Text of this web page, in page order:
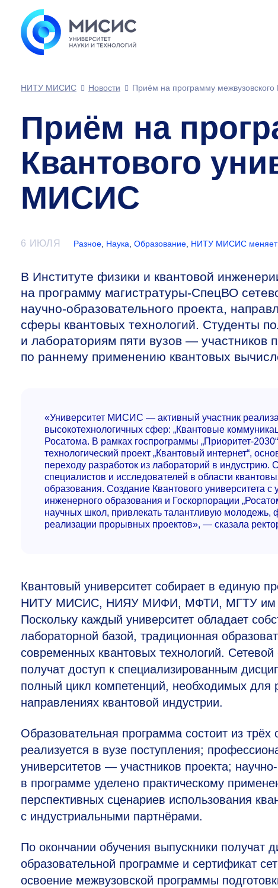
НИТУ МИСИС
Новости Приём на программу
Приём на
Квантового
МИСИС
6 ИЮЛЯ Разное, Наука Образование, НИТУ МИСИС
В Институте физики и квантовой
на программу магистратуры-СпецВО
научно-образовательного проекта,
сферы квантовых технологий. Студенты
и лабораториям пяти вузов — участников
по раннему применению квантовых
«Университет МИСИС — активный участник
высокотехнологичных сфер: „Квантовые
Росатома. В рамках госпрограммы „Приоритет-
технологический проект „Квантовый интернет“,
переходу разработок из лабораторий в
специалистов и исследователей в области
образования. Создание Квантового университета с
инженерного образования и Госкорпорации
научных школ, привлекать талантливую молодежь,
реализации прорывных проектов», — сказала
Квантовый университет собирает в единую
НИТУ МИСИС, НИЯУ МИФИ, МФТИ, МГТУ им
Поскольку каждый университет обладает
лабораторной базой, традиционная
современных квантовых технологий.
получат доступ к специализированным
полный цикл компетенций, необходимых для
направлениях квантовой индустрии.
Образовательная программа состоит из
реализуется в вузе поступления;
университетов — участников проекта;
в программе уделено практическому
перспективных сценариев использования
с индустриальными партнёрами.
По окончании обучения выпускники получат
образовательной программе и сертификат
освоение межвузовской программы